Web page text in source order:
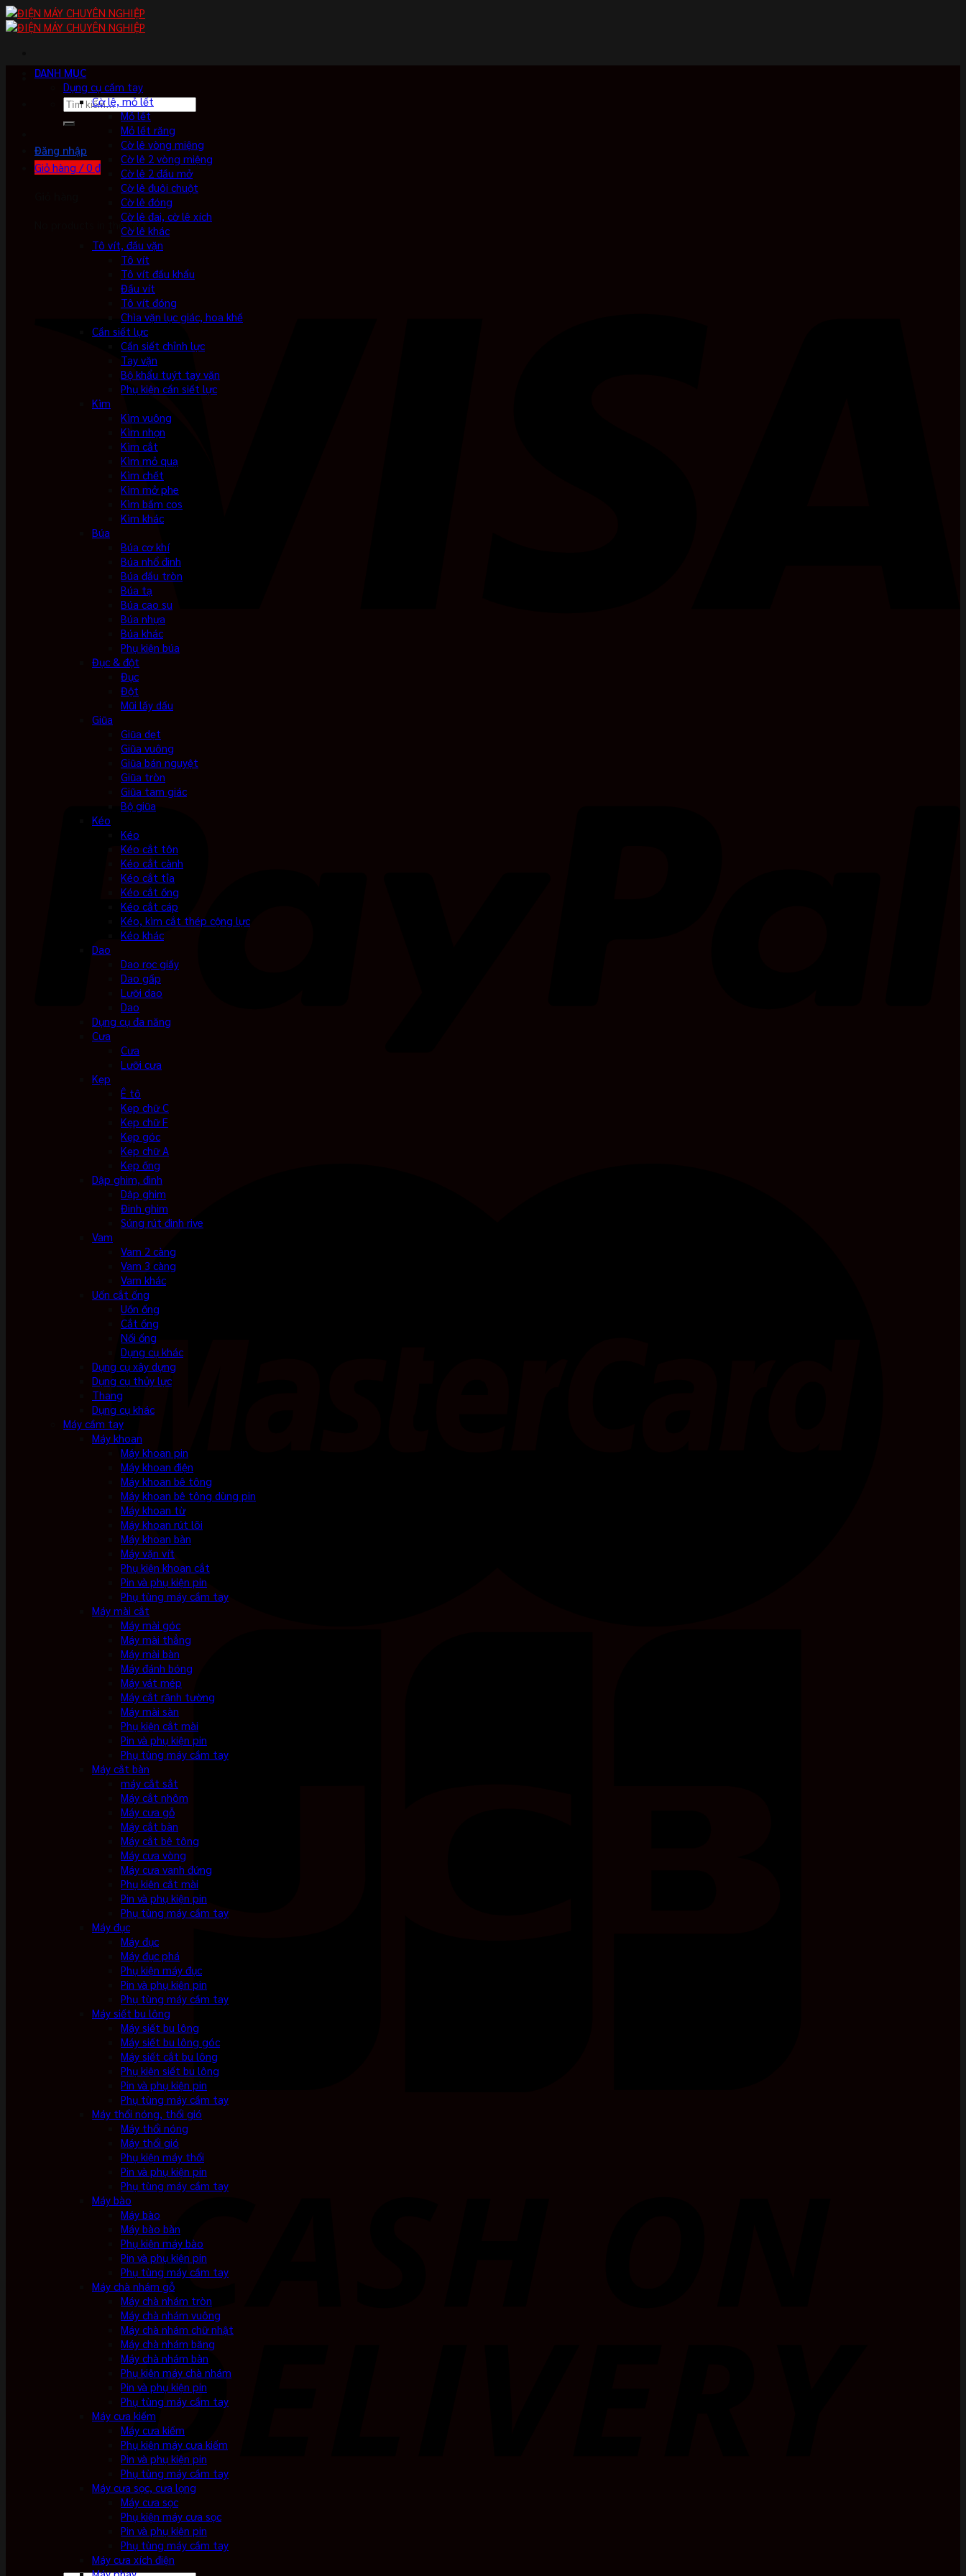
Skip
to
Tìm
kiếm:
Đăng nhập
Giỏ hàng /0 ₫
No products in the cart.
DANH MỤC
Dụng cụ cầm tay
Cờ lê, mỏ lết
Mỏ lết
Mỏ lết răng
Cờ lê vòng miệng
Cờ lê 2 vòng miệng
Cờ lê 2 đầu mở
Cờ lê đuôi chuột
Cờ lê đóng
Cờ lê đai, cờ lê xích
Cờ lê khác
Tô vít, đầu vặn
Tô vít
Tô vít đầu khẩu
Đầu vít
Tô vít đóng
Chìa vặn lục giác, hoa khế
Cần siết lực
Cần siết chỉnh lực
Tay vặn
Bộ khẩu tuýt tay vặn
Phụ kiện cần siết lực
Kìm
Kìm vuông
Kìm nhọn
Kìm cắt
Kìm mỏ quạ
Kìm chết
Kìm mở phe
Kìm bấm cos
Kìm khác
Búa
Búa cơ khí
Búa nhổ đinh
Búa đầu tròn
Búa tạ
Búa cao su
Búa nhựa
Búa khác
Phụ kiện búa
Đục & đột
Đục
Đột
Mũi lấy dấu
Giũa
Giũa dẹt
Giũa vuông
Giũa bán nguyệt
Giũa tròn
Giũa tam giác
Bộ giũa
Kéo
Kéo
Kéo cắt tôn
Kéo cắt cành
Kéo cắt tỉa
Kéo cắt ống
Kéo cắt cáp
Kéo, kìm cắt thép cộng lực
Kéo khác
Dao
Dao rọc giấy
Dao gấp
Lưỡi dao
Dao
Dụng cụ đa năng
Cưa
Cưa
Lưỡi cưa
Kẹp
Ê tô
Kẹp chữ C
Kẹp chữ F
Kẹp góc
Kẹp chữ A
Kẹp ống
Dập ghim, đinh
Dập ghim
Đinh ghim
Súng rút đinh rive
Vam
Vam 2 càng
Vam 3 càng
Vam khác
Uốn cắt ống
Uốn ống
Cắt ống
Nối ống
Dụng cụ khác
Dụng cụ xây dựng
Dụng cụ thủy lực
Thang
Dụng cụ khác
Máy cầm tay
Máy khoan
Máy khoan pin
Máy khoan điện
Máy khoan bê tông
Máy khoan bê tông dùng pin
Máy khoan từ
Máy khoan rút lõi
Máy khoan bàn
Máy vặn vít
Phụ kiện khoan cắt
Pin và phụ kiện pin
Phụ tùng máy cầm tay
Máy mài cắt
Máy mài góc
Máy mài thẳng
Máy mài bàn
Máy đánh bóng
Máy vát mép
Máy cắt rãnh tường
Máy mài sàn
Phụ kiện cắt mài
Pin và phụ kiện pin
Phụ tùng máy cầm tay
Máy cắt bàn
máy cắt sắt
Máy cắt nhôm
Máy cưa gỗ
Máy cắt bàn
Máy cắt bê tông
Máy cưa vòng
Máy cưa vanh đứng
Phụ kiện cắt mài
Pin và phụ kiện pin
Phụ tùng máy cầm tay
Máy đục
Máy đục
Máy đục phá
Phụ kiện máy đục
Pin và phụ kiện pin
Phụ tùng máy cầm tay
Máy siết bu lông
Máy siết bu lông
Máy siết bu lông góc
Máy siết cắt bu lông
Phụ kiện siết bu lông
Pin và phụ kiện pin
Phụ tùng máy cầm tay
Máy thổi nóng, thổi gió
Máy thổi nóng
Máy thổi gió
Phụ kiện máy thổi
Pin và phụ kiện pin
Phụ tùng máy cầm tay
Máy bào
Máy bào
Máy bào bàn
Phụ kiện máy bào
Pin và phụ kiện pin
Phụ tùng máy cầm tay
Máy chà nhám gỗ
Máy chà nhám tròn
Máy chà nhám vuông
Máy chà nhám chữ nhật
Máy chà nhám băng
Máy chà nhám bàn
Phụ kiện máy chà nhám
Pin và phụ kiện pin
Phụ tùng máy cầm tay
Máy cưa kiếm
Máy cưa kiếm
Phụ kiện máy cưa kiếm
Pin và phụ kiện pin
Phụ tùng máy cầm tay
Máy cưa sọc, cưa lọng
Máy cưa sọc
Phụ kiện máy cưa sọc
Pin và phụ kiện pin
Phụ tùng máy cầm tay
Máy cưa xích điện